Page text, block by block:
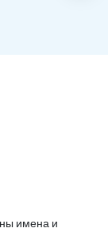
имена и